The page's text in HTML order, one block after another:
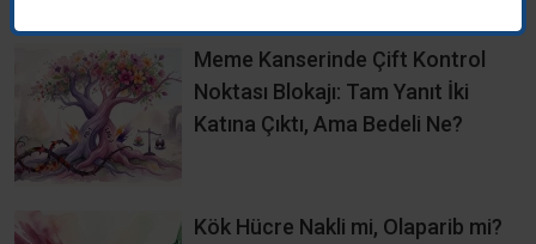
Meme Kanserinde Çift Kontrol
Noktası Blokajı: Tam Yanıt İki
Katına Çıktı, Ama Bedeli Ne?
Kök Hücre Nakli mi, Olaparib mi?